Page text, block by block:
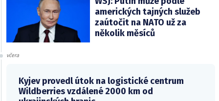
amerických tajných služeb
zaútočit na NATO už za
několik měsíců
včera
Kyjev provedl útok na logistické centrum
Wildberries vzdálené 2000 km od